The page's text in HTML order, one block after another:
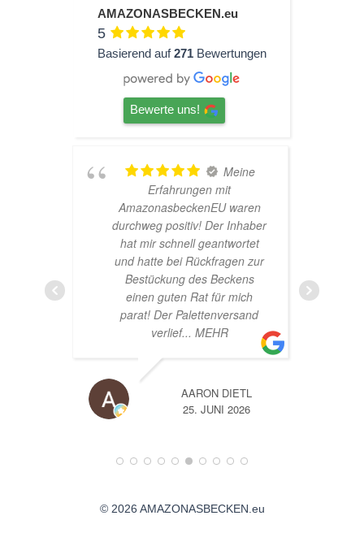
AMAZONASBECKEN.eu
5
Basierend auf271 Bewertungen
Bewerte uns!
Meine
positiv! Der Inhaber
des Beckens
guten Rat für mich
AARON DIETL
25. JUNI 2026
Hardscape im Laden und
sehr nette Beratung! Ich bin
super Glücklich mit meinem
Beståbecken
14. JUNI 2026
© 2026 AMAZONASBECKEN.eu